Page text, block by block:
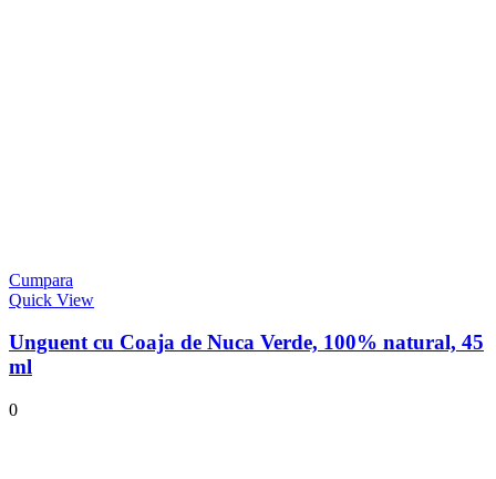
Cumpara
Quick View
Unguent cu Coaja de Nuca Verde, 100% natural, 45
ml
0